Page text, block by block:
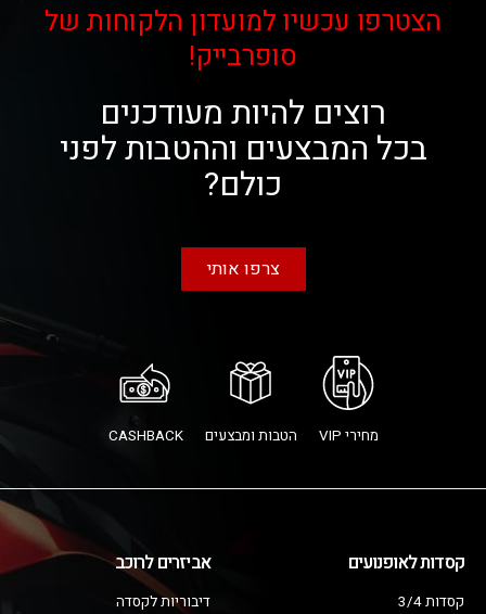
הצטרפו עכשיו למועדון הלקוחות של
סופרבייק!
רוצים להיות מעודכנים
בכל המבצעים וההטבות לפני
כולם?
צרפו אותי
מחירי VIP הטבות ומבצעים CASHBACK
קסדות לאופנועים
קסדות 3/4
אביזרים לרוכב
דיבוריות לקסדה